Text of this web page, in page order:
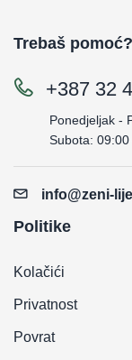
Trebaš pomoć?
+387 32
Ponedjeljak -
Subota:
info@zeni-
Politike
Kolačići
Privatnost
Povrat